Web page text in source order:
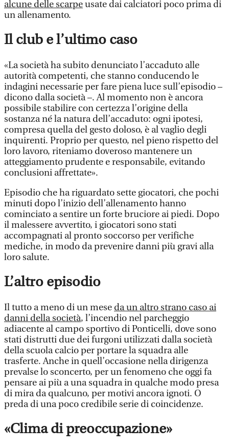
alcune delle scarpeusate dai calciatori poco prima di
un allenamento.
Il club e l’ultimo caso
«La società ha subito denunciato l’accaduto alle
autorità competenti, che stanno conducendo le
indagini necessarie per fare piena luce sull’episodio –
dicono dalla società –. Al momento non è ancora
possibile stabilire con certezza l’origine della
sostanza né la natura dell’accaduto: ogni ipotesi,
compresa quella del gesto doloso, è al vaglio degli
inquirenti. Proprio per questo, nel pieno rispetto del
loro lavoro, riteniamo doveroso mantenere un
atteggiamento prudente e responsabile, evitando
conclusioni affrettate».
Episodio che ha riguardato sette giocatori, che pochi
minuti dopo l’inizio dell’allenamento hanno
cominciato a sentire un forte bruciore ai piedi. Dopo
il malessere avvertito, i giocatori sono stati
accompagnati al pronto soccorso per verifiche
mediche, in modo da prevenire danni più gravi alla
loro salute.
L’altro episodio
Il tutto a meno di un mese da un altro strano caso ai
danni della società, l’incendio nel parcheggio
adiacente al campo sportivo di Ponticelli, dove sono
stati distrutti due dei furgoni utilizzati dalla società
della scuola calcio per portare la squadra alle
trasferte. Anche in quell’occasione nella dirigenza
prevalse lo sconcerto, per un fenomeno che oggi fa
pensare ai più a una squadra in qualche modo presa
di mira da qualcuno, per motivi ancora ignoti. O
preda di una poco credibile serie di coincidenze.
«Clima di preoccupazione»